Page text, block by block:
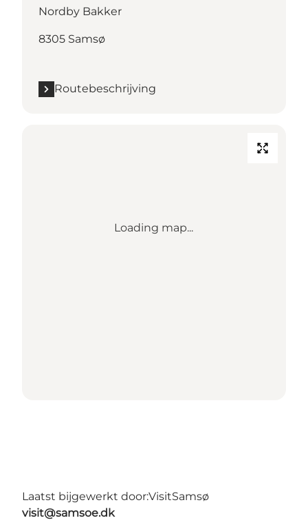
Nordby Bakker
8305 Samsø
Routebeschrijving
Loading map...
Laatst bijgewerkt door:VisitSamsø
visit@samsoe.dk